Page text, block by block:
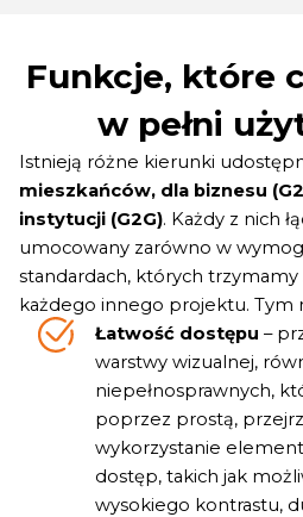
Funkcje, które
w pełni
Istnieją różne kierunki
mieszkańców, dla biznesu
instytucji (G2G). Każdy z nich
umocowany zarówno w
standardach, których trzymamy
każdego innego projektu. Tym
Łatwość dostępu –
warstwy wizualnej,
niepełnosprawnych,
poprzez prostą,
wykorzystanie
dostęp, takich jak
wysokiego kontrastu,